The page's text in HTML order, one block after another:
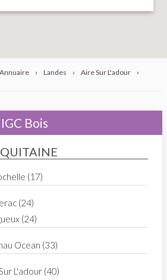
Annuaire › Landes › Aire Sur L'adour
›
Bois
(17)
(24)
(24)
Ocean (33)
L'adour (40)